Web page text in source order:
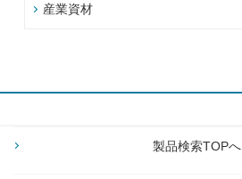
産業資材
製品検索TOPへ